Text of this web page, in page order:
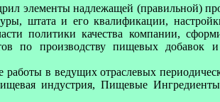
элементы надлежащей (правильной)
штата и его квалификации,
политики качества компании,
по производству пищевых добавок
работы в ведущих отраслевых
индустрия, Пищевые